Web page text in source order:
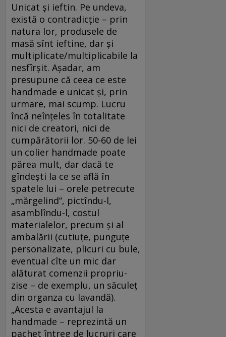
Unicat şi ieftin. Pe undeva,
există o contradicţie – prin
natura lor, produsele de
masă sînt ieftine, dar şi
multiplicate/multiplicabile la
nesfîrşit. Aşadar, am
presupune că ceea ce este
handmade e unicat şi, prin
urmare, mai scump. Lucru
încă neînţeles în totalitate
nici de creatori, nici de
cumpărătorii lor. 50-60 de lei
un colier handmade poate
părea mult, dar dacă te
gîndeşti la ce se află în
spatele lui – orele petrecute
„mărgelind“, pictîndu-l,
asamblîndu-l, costul
materialelor, precum şi al
ambalării (cutiuţe, punguţe
personalizate, plicuri cu bule,
eventual cîte un mic dar
alăturat comenzii propriu-
zise – de exemplu, un săculeţ
din organza cu lavandă).
„Acesta e avantajul la
handmade – reprezintă un
pachet întreg de lucruri care